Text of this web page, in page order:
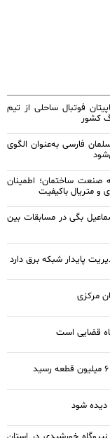
فوتبال ساحلی از تیم
کشور
فارسی به‌عنوان الگوی
صنعت ساختمان؛ اطمینان
و متریال باکیفیت
بگی در مسابقات بین
پایدار شبکه برق دارد
قضایی است
شود